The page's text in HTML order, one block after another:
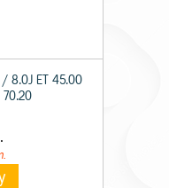
/ 8.0J ET 45.00
70.20